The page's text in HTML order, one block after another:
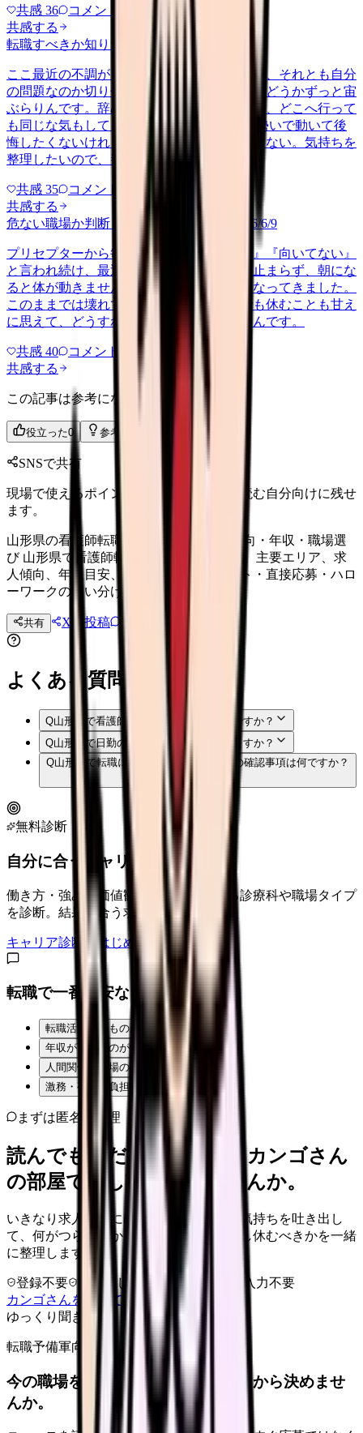
共感 36 コメント
共感する
転職すべきか知りたい
other 2026/6/26
ここ最近の不調が、職場の環境のせいなのか、それとも自分
の問題なのか切り分けられず、転職すべきかどうかずっと宙
ぶらりんです。辞めれば楽になる気もするし、どこへ行って
も同じな気もして、決め手がありません。 勢いで動いて後
悔したくないけれど、このまま留まる根拠もない。気持ちを
整理したいので、判断材料の集…
共感 35 コメント
共感する
危ない職場か判断してほしい
harassment 2026/6/9
プリセプターから毎日のように『辞めれば』『向いてない』
と言われ続け、最近は職場が近づくと涙が止まらず、朝にな
ると体が動きません。食事も喉を通らなくなってきました。
このままでは壊れてしまう気がします。でも休むことも甘え
に思えて、どうすればいいのか分からないんです。
共感 40 コメント
共感する
この記事は参考になりましたか？
役立った0 参考になった
SNSで共有
現場で使えるポイントを、同僚やあとで読む自分向けに残せ
ます。
山形県の看護師転職ガイド 2026｜求人傾向・年収・職場選
び 山形県で看護師転職を考える人向けに、主要エリア、求
人傾向、年収目安、職場選び、転職サイト・直接応募・ハロ
ーワークの使い分けを整理。
共有 Xに投稿 LINE
よくある質問
Q山形県で看護師転職サイトは使うべきですか？
Q山形県で日勤のみの看護師求人はありますか？
Q山形県で転職に失敗しないための一番の確認事項は何ですか？
無料診断
自分に合うキャリアタイプは？
働き方・強み・価値観から、向いている診療科や職場タイプ
を診断。結果に合う求人も表示。
キャリア診断をはじめる
転職で一番不安なことは？
転職活動そのものが不安
年収が下がるのが怖い
人間関係・職場の雰囲気
激務・夜勤の負担
まずは匿名で整理
読んでもまだ苦しいなら、カンゴさん
の部屋で少し話してみませんか。
いきなり求人相談には進みません。今の気持ちを吐き出し
て、何がつらいのか、辞めるべきか、少し休むべきかを一緒
に整理します。
登録不要 求人押し売りなし
病院名は入力不要
カンゴさんを知ってから相談する
ゆっくり聞きます
転職予備軍向け
今の職場を続けるか、条件を比べてから決めませ
んか。